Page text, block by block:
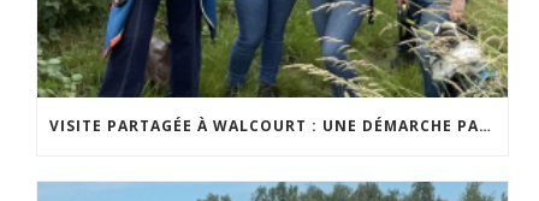
VISITE PARTAGÉE À WALCOURT : UNE DÉMARCHE PARTICIPATIVE ANIMÉE PAR ESPACE ENVIRONNEMENT